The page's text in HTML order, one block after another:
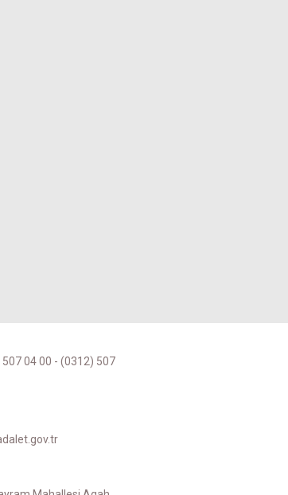
04 00 - (0312) 507